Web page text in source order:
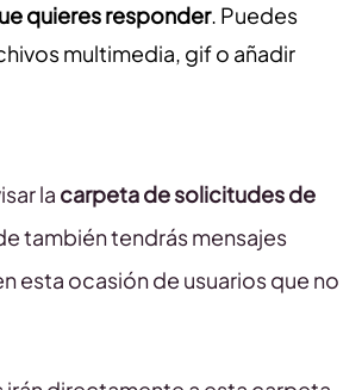
quieres responder. Puedes
multimedia, gif o añadir
la carpeta de solicitudes de
también tendrás mensajes
esta ocasión de usuarios que no